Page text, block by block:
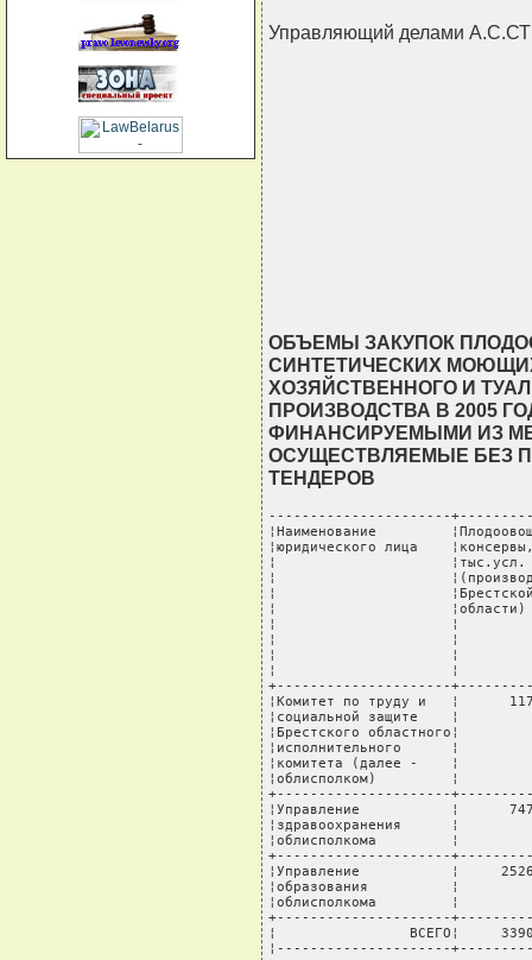
Управляющий делами
ОБЪЕМЫ ЗАКУПОК
СИНТЕТИЧЕСКИХ
ХОЗЯЙСТВЕННОГО И
ПРОИЗВОДСТВА В 2005
ФИНАНСИРУЕМЫМИ ИЗ
ОСУЩЕСТВЛЯЕМЫЕ БЕЗ
ТЕНДЕРОВ
----------------------
¦Наименование
¦юридического лица
¦                     ¦тыс.усл.
¦
¦                     ¦Брестской
¦
¦                     ¦
¦                     ¦
¦                     ¦
¦                     ¦
+---------------------
¦Комитет по труду и   ¦
¦социальной защите
¦Брестского
¦исполнительного
¦комитета (далее -    ¦
¦облисполком)         ¦
+---------------------
¦Управление           ¦
¦здравоохранения
¦облисполкома         ¦
+---------------------
¦Управление           ¦
¦образования          ¦
¦облисполкома         ¦
+---------------------
¦                ВСЕГО¦
¦---------------------